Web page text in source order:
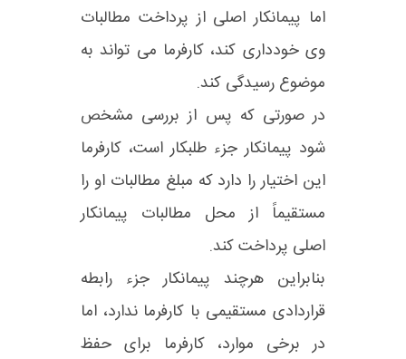
اما پیمانکار اصلی از پرداخت مطالبات
وی خودداری کند، کارفرما می‌ تواند به
موضوع رسیدگی کند.
در صورتی که پس از بررسی مشخص
شود پیمانکار جزء طلبکار است، کارفرما
این اختیار را دارد که مبلغ مطالبات او را
مستقیماً از محل مطالبات پیمانکار
اصلی پرداخت کند.
بنابراین هرچند پیمانکار جزء رابطه
قراردادی مستقیمی با کارفرما ندارد، اما
در برخی موارد، کارفرما برای حفظ